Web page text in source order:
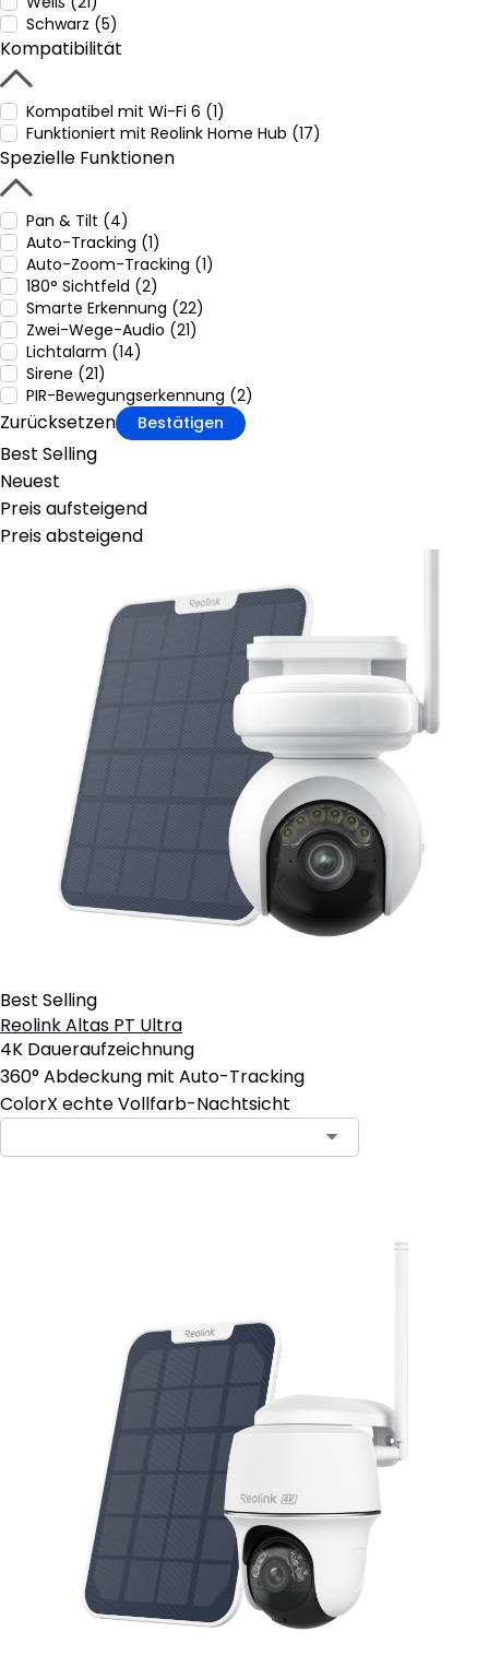
Schwarz (5)
Kompatibilität
Kompatibel mit Wi-Fi 6 (1)
Funktioniert mit Reolink Home Hub (17)
Spezielle Funktionen
Pan & Tilt (4)
Auto-Tracking (1)
Auto-Zoom-Tracking (1)
180° Sichtfeld (2)
Smarte Erkennung (22)
Zwei-Wege-Audio (21)
Lichtalarm (14)
Sirene (21)
PIR-Bewegungserkennung (2)
Zurücksetzen Bestätigen
Best Selling
Neuest
Preis aufsteigend
Preis absteigend
Best Selling
Reolink Altas PT Ultra
4K Daueraufzeichnung
360° Abdeckung mit Auto-Tracking
ColorX echte Vollfarb-Nachtsicht